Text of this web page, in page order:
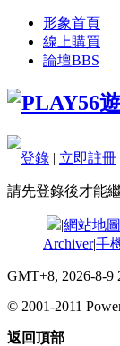
形象首頁
線上購買
論壇BBS
登錄 | 立即註冊
請先登錄後才能
|網站地圖
Archiver|手
GMT+8, 2026-8-9
© 2001-2011
返回頂部